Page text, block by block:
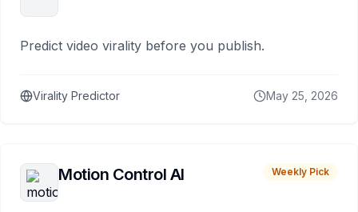
Predict video virality before you publish.
Virality Predictor May 25, 2026
Motion Control AI Weekly Pick